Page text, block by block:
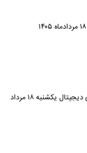
قیمت بیت کوین و ارز‌های دیجیتال یکشنبه ۱۸ مرداد